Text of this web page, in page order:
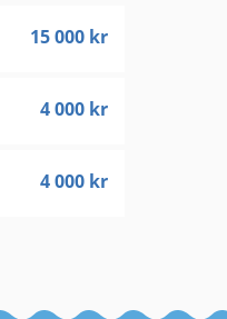
15 000 kr
4 000 kr
4 000 kr